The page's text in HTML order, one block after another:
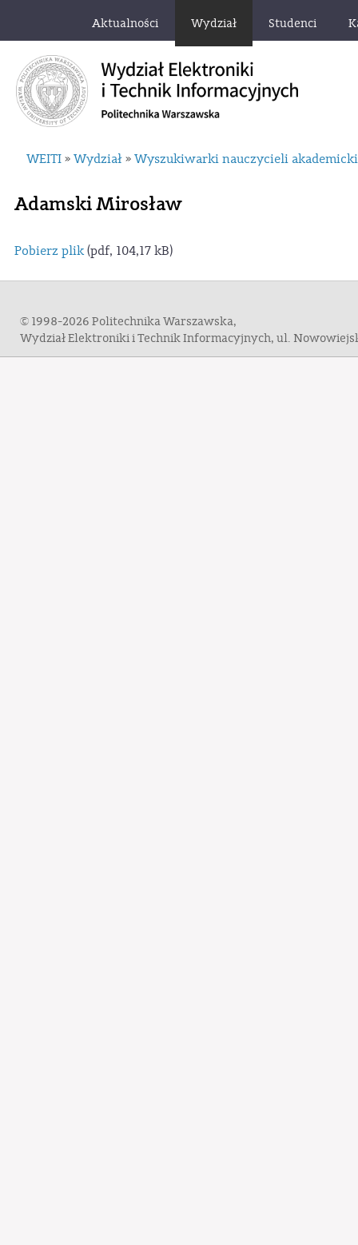
Aktualności Wydział Studenci
WEITI » Wydział » Wyszukiwarki nauczycieli
Adamski Mirosław
Pobierz plik(pdf, 104,17 kB)
© 1998-2026 Politechnika Warszawska,
Wydział Elektroniki i Technik Informacyjnych, ul.